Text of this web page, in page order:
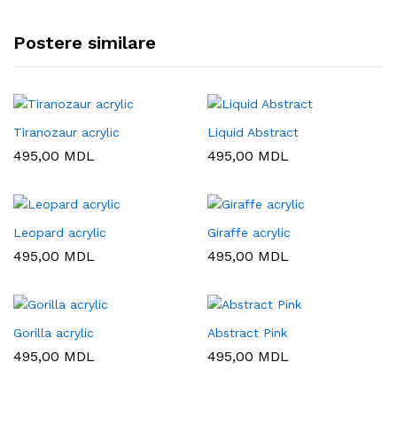
Postere similare
Tiranozaur acrylic
495,00 MDL
Liquid Abstract
495,00 MDL
Leopard acrylic
495,00 MDL
Giraffe acrylic
495,00 MDL
Gorilla acrylic
495,00 MDL
Abstract Pink
495,00 MDL